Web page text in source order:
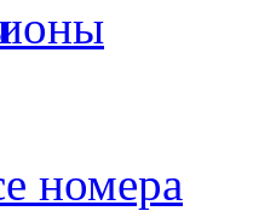
номера